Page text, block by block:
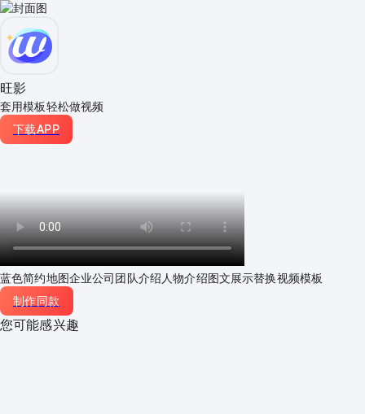
旺影
套用模板轻松做视频
下载APP
蓝色简约地图企业公司团队介绍人物介绍图文展示替换视频模板
制作同款
您可能感兴趣